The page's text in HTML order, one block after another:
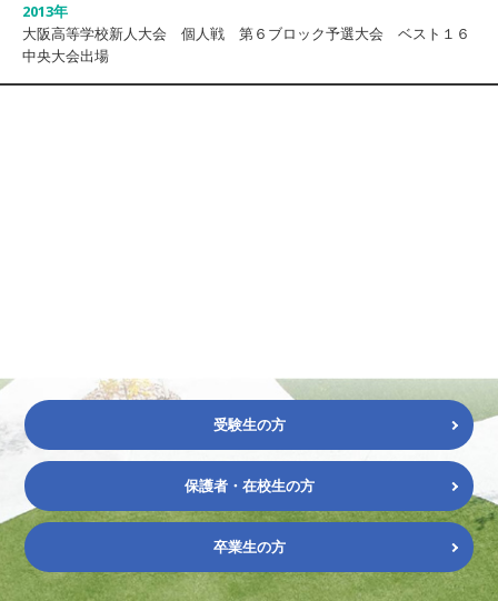
2013年
大阪高等学校新人大会 個人戦 第６ブロック予選大会 ベスト１６
中央大会出場
受験生の方
保護者・在校生の方
卒業生の方